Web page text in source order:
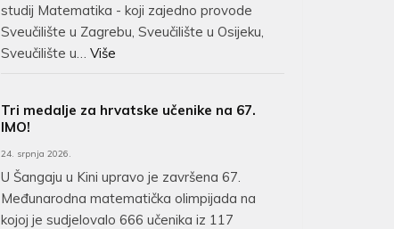
studij Matematika - koji zajedno provode
Sveučilište u Zagrebu, Sveučilište u Osijeku,
Sveučilište u…Više
Tri medalje za hrvatske učenike na 67.
IMO!
24. srpnja 2026.
U Šangaju u Kini upravo je završena 67.
Međunarodna matematička olimpijada na
kojoj je sudjelovalo 666 učenika iz 117